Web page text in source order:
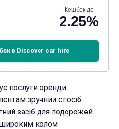
Кешбек до
2.25%
в Discover car hire
послуги оренди
зручний спосіб
засіб для подорожей.
широким колом